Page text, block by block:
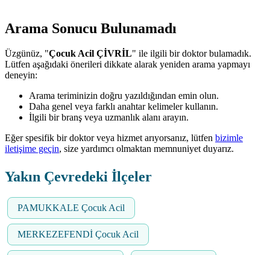
Arama Sonucu Bulunamadı
Üzgünüz, "Çocuk Acil ÇİVRİL" ile ilgili bir doktor bulamadık.
Lütfen aşağıdaki önerileri dikkate alarak yeniden arama yapmayı
deneyin:
Arama teriminizin doğru yazıldığından emin olun.
Daha genel veya farklı anahtar kelimeler kullanın.
İlgili bir branş veya uzmanlık alanı arayın.
Eğer spesifik bir doktor veya hizmet arıyorsanız, lütfen bizimle
iletişime geçin, size yardımcı olmaktan memnuniyet duyarız.
Yakın Çevredeki İlçeler
PAMUKKALE Çocuk Acil
MERKEZEFENDİ Çocuk Acil